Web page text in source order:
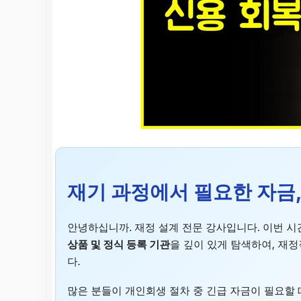
재기 과정에서 필요한 자
안녕하십니까. 재정 설계 전문 강사입니다. 이번
상품 및 정식 등록 기관을 깊이 있게 탐색하여, 재
다.
많은 분들이 개인회생 절차 중 긴급 자금이 필요